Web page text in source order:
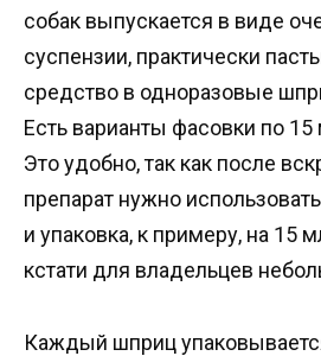
собак выпускается в виде
суспензии, практически
средство в одноразовые
Есть варианты фасовки по
Это удобно, так как после
препарат нужно
и упаковка, к примеру, на 15
кстати для владельцев
Каждый шприц